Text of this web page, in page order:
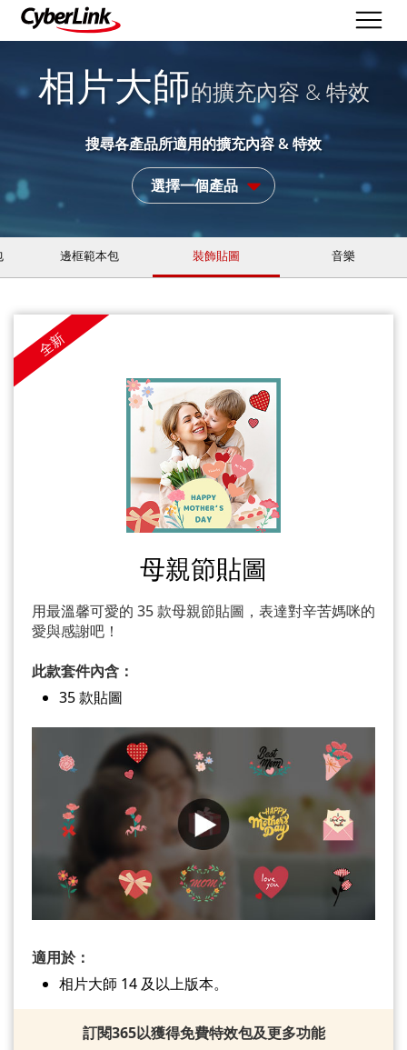
相片大師的擴充內容 & 特效
搜尋各產品所適用的擴充內容 & 特效
選擇一個產品
邊框範本包 裝飾貼圖 音樂
全新
母親節貼圖
用最溫馨可愛的 35 款母親節貼圖，表達對辛苦媽咪的
愛與感謝吧！
此款套件內含：
35 款貼圖
適用於：
相片大師 14 及以上版本。
訂閱365以獲得免費特效包及更多功能